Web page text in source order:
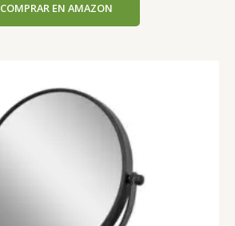
COMPRAR EN AMAZON